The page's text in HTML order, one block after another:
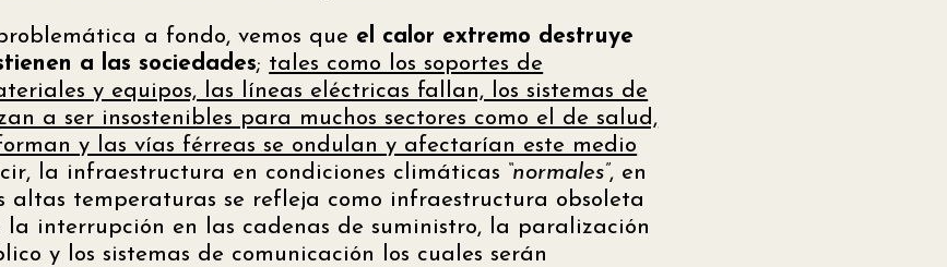
a fondo, vemos que el calor extremo destruye
a las sociedades; tales como los soportes de
y equipos, las líneas eléctricas fallan, los sistemas de
a ser insostenibles para muchos sectores como el de salud,
y las vías férreas se ondulan y afectarían este medio
la infraestructura en condiciones climáticas “normales”, en
altas temperaturas se refleja como infraestructura obsoleta
la interrupción en las cadenas de suministro, la paralización
y los sistemas de comunicación los cuales serán